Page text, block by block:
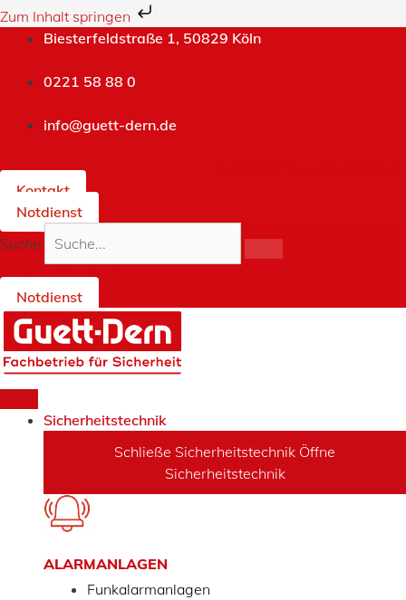
Zum Inhalt springen
springen
Biesterfeldstraße 1, 50829 Köln
0221 58 88 0
info@guett-dern.de
Kontakt
Notdienst
Suche
Youtube Facebook
Notdienst
Sicherheitstechnik
Schließe Sicherheitstechnik Öffne
Sicherheitstechnik
ALARMANLAGEN
Funkalarmanlagen